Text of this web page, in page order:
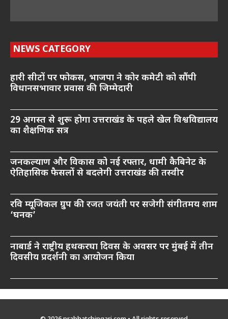
NEWS CATEGORY
हारी सीटों पर फोकस, भाजपा ने कोर कमेटी को सौंपी
विधानसभावार प्रवास की जिम्मेदारी
29 अगस्त से शुरू होगा उत्तराखंड के पहले खेल विश्वविद्यालय
का शैक्षणिक सत्र
जनकल्याण और विकास को नई रफ्तार, धामी कैबिनेट के
ऐतिहासिक फैसलों से बदलेगी उत्तराखंड की तस्वीर
रवि म्यूजिकल ग्रुप की रजत जयंती पर सजेगी संगीतमय शाम
‘घनक’
नाबार्ड ने राष्ट्रीय हथकरघा दिवस के अवसर पर मुंबई में तीन
दिवसीय प्रदर्शनी का आयोजन किया